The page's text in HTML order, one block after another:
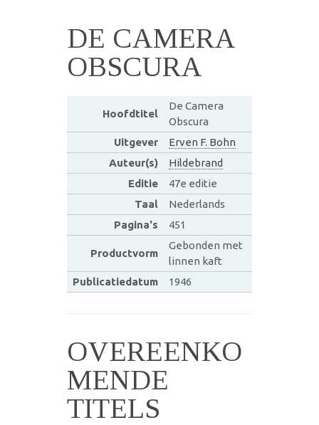
DE CAMERA
OBSCURA
Hoofdtitel
De Camera
Obscura
Uitgever
Erven F. Bohn
Auteur(s)
Hildebrand
Editie
47e editie
Taal
Nederlands
Pagina's
451
Productvorm
Gebonden met
linnen kaft
Publicatiedatum
1946
OVEREENKO
MENDE
TITELS